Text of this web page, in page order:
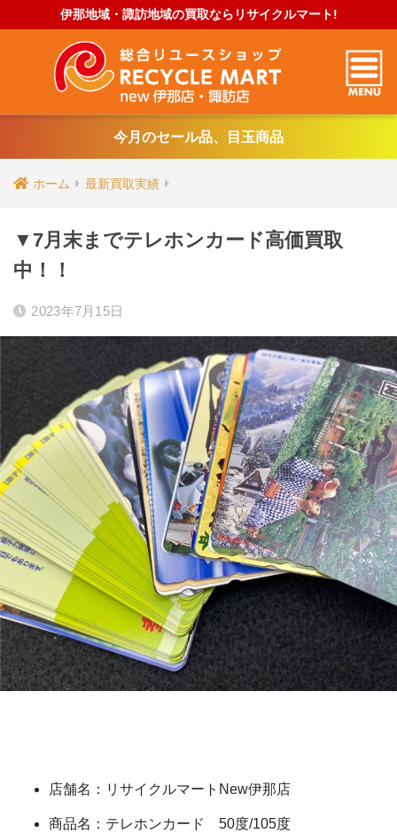
伊那地域・諏訪地域の買取ならリサイクルマート!
今月のセール品、目玉商品
ホーム 最新買取実績
▼7月末までテレホンカード高価買取
中！！
2023年7月15日
店舗名：リサイクルマートNew伊那店
商品名：テレホンカード 50度/105度